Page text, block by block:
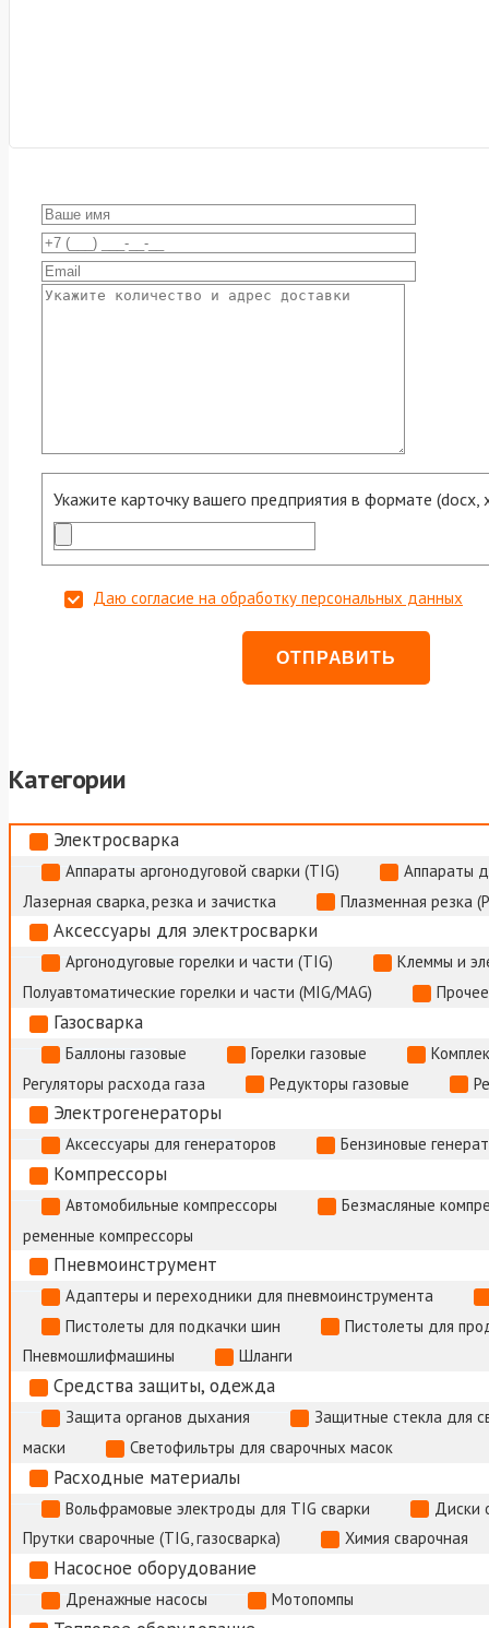
Укажите карточку вашего предприятия в формате (docx,
Даю согласие на обработку персональных данных
Категории
Электросварка
Аппараты аргонодуговой сварки (TIG)
Аппараты
Лазерная сварка, резка и зачистка
Плазменная резка
Аксессуары для электросварки
Аргонодуговые горелки и части (TIG)
Клеммы и
Полуавтоматические горелки и части (MIG/MAG)
Газосварка
Баллоны газовые Горелки газовые
Регуляторы расхода газа
Редукторы газовые
Электрогенераторы
Аксессуары для генераторов Бензиновые
Компрессоры
Автомобильные компрессоры
Безмасляные
ременные компрессоры
Пневмоинструмент
Адаптеры и переходники для пневмоинструмента
Пистолеты для подкачки шин
Пистолеты для
Пневмошлифмашины
Шланги
Средства защиты, одежда
Защита органов дыхания
Защитные стекла для
маски
Светофильтры для сварочных масок
Расходные материалы
Вольфрамовые электроды для TIG сварки
Диски
Прутки сварочные (TIG, газосварка)
Химия сварочная
Насосное оборудование
Дренажные насосы Мотопомпы